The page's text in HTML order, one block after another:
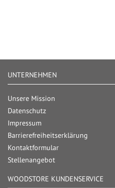
UNTERNEHMEN
Unsere Mission
Datenschutz
Impressum
Barrierefreiheitserklärung
Kontaktformular
Stellenangebot
WOODSTORE KUNDENSERVICE